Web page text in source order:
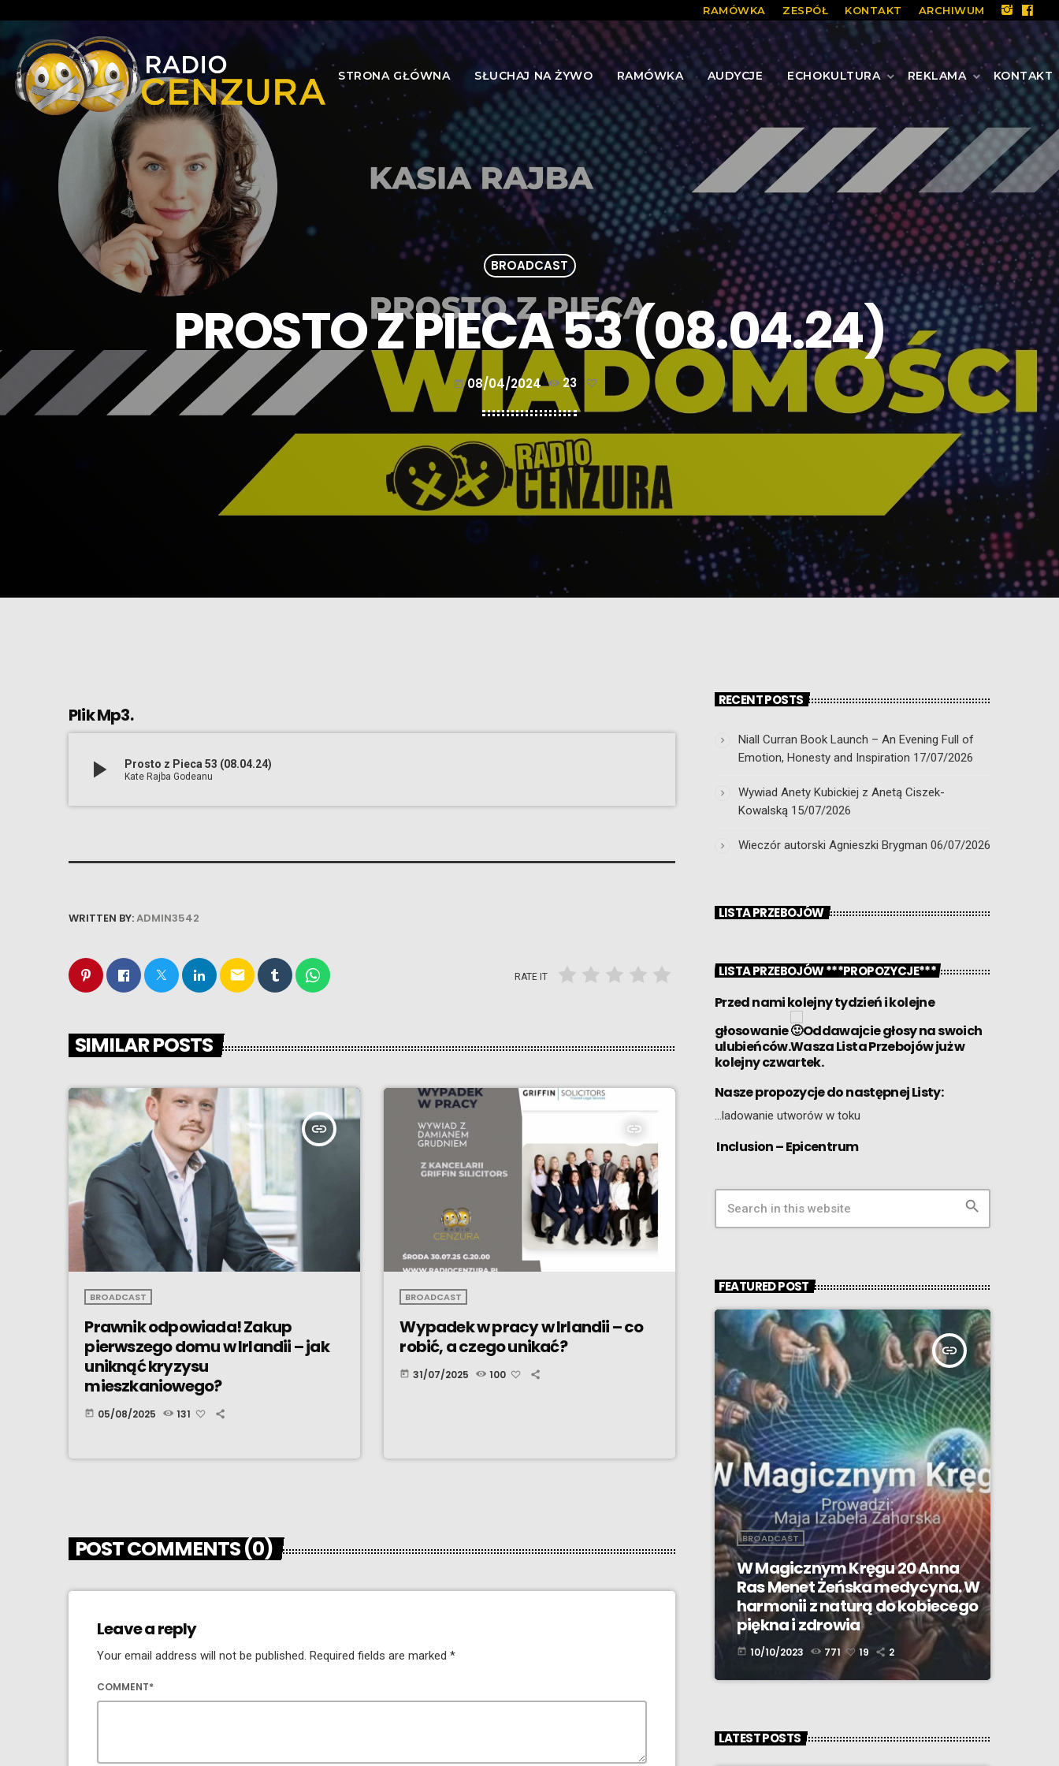
RAMÓWKA ZESPÓŁ KONTAKT ARCHIWUM
STRONA GŁÓWNA SŁUCHAJ NA ŻYWO RAMÓWKA AUDYCJE ECHOKULTURA REKLAMA KONTAKT
BROADCAST
PROSTO Z PIECA 53 (08.04.24)
today 08/04/2024 23
Plik Mp3.
play_arrow Prosto z Pieca 53 (08.04.24)
Kate Rajba Godeanu
WRITTEN BY:ADMIN3542
email RATE IT
SIMILAR POSTS
insert_link
BROADCAST
Prawnik odpowiada! Zakup
pierwszego domu w Irlandii – jak
uniknąć kryzysu
mieszkaniowego?
today 05/08/2025 131
insert_link
BROADCAST
Wypadek w pracy w Irlandii – co
robić, a czego unikać?
today 31/07/2025 100
POST COMMENTS (0)
Leave a reply
Your email address will not be published. Required fields are marked *
COMMENT*
RECENT POSTS
Niall Curran Book Launch – An Evening Full of
Emotion, Honesty and Inspiration 17/07/2026
Wywiad Anety Kubickiej z Anetą Ciszek-
Kowalską 15/07/2026
Wieczór autorski Agnieszki Brygman 06/07/2026
LISTA PRZEBOJÓW
LISTA PRZEBOJÓW ***PROPOZYCJE***
Przed nami kolejny tydzień i kolejne
głosowanie
Oddawajcie głosy na swoich
ulubieńców.Wasza Lista Przebojów już w
kolejny czwartek.
Nasze propozycje do następnej Listy:
…ladowanie utworów w toku
Inclusion – Epicentrum
search
FEATURED POST
insert_link
BROADCAST
W Magicznym Kręgu 20 Anna
Ras Menet Żeńska medycyna. W
harmonii z naturą do kobiecego
piękna i zdrowia
today 10/10/2023 771 19 2
LATEST POSTS